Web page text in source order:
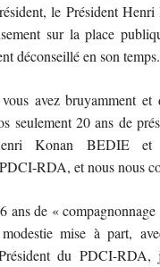
le Président
sur la place
déconseillé en son temps.
avez bruyamment et
seulement 20 ans de
Konan BEDIE et
RDA, et nous nous
ans de «
mise à part,
du PDCI-RDA,